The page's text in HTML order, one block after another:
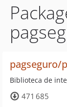
pagseguro/
Biblioteca de
471 685